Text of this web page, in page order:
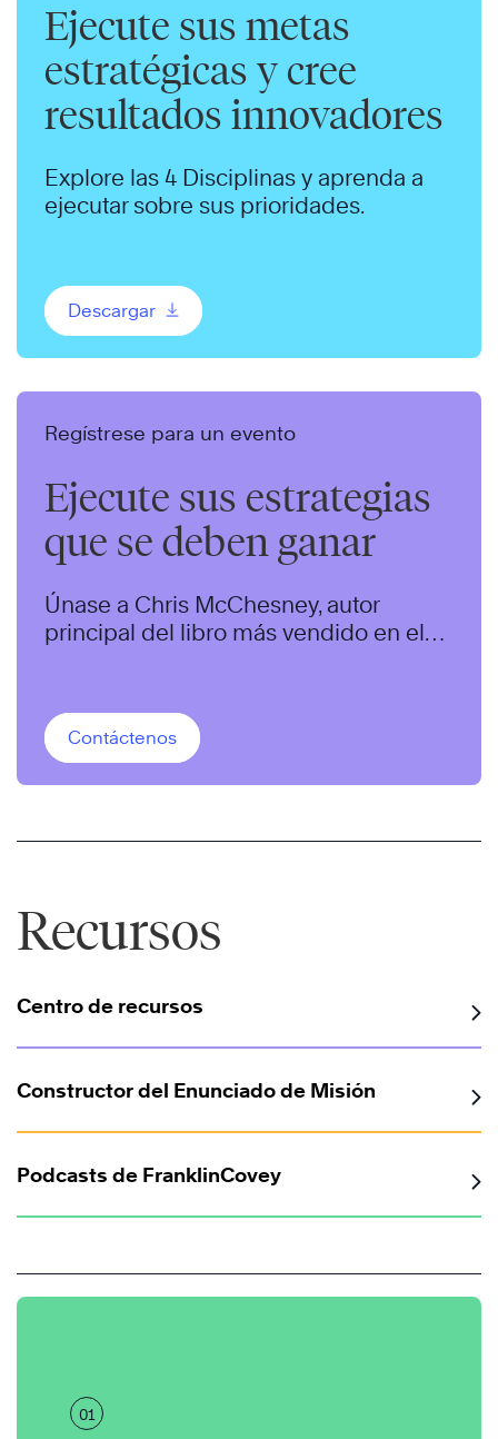
Ejecute sus metas
estratégicas y cree
resultados innovadores
Explore las 4 Disciplinas y aprenda a
ejecutar sobre sus prioridades.
Descargar
Regístrese para un evento
Ejecute sus estrategias
que se deben ganar
Únase a Chris McChesney, autor
principal del libro más vendido en el
Contáctenos
Recursos
Centro de recursos
Constructor del Enunciado de Misión
Podcasts de FranklinCovey
01